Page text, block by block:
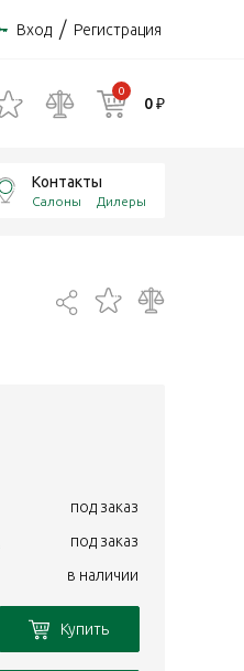
Вход / Регистрация
0
0 ₽
Контакты
Салоны Дилеры
под заказ
под заказ
в наличии
Купить